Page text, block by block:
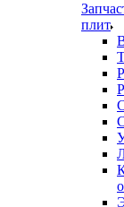
плит